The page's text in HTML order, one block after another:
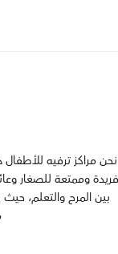
نحن مراكز ترفيه للأطفال
فريدة وممتعة للصغار
بين المرح والتعلم،